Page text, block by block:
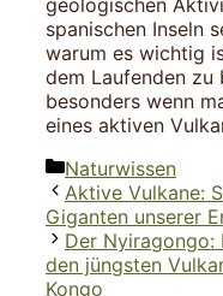
spanischen Inseln
warum es wichtig
dem Laufenden zu
besonders wenn
eines aktiven
Kategorien
Naturwissen
Aktive Vulkane:
Giganten unserer
Der Nyiragongo:
den jüngsten
Kongo